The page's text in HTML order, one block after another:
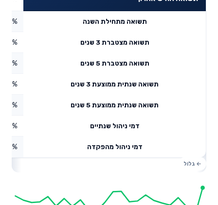
תשואה מתחילת השנה
תשואה מצטברת 3 שנים
תשואה מצטברת 5 שנים
תשואה שנתית ממוצעת 3 שנים
תשואה שנתית ממוצעת 5 שנים
דמי ניהול שנתיים
דמי ניהול מהפקדה 0.12%